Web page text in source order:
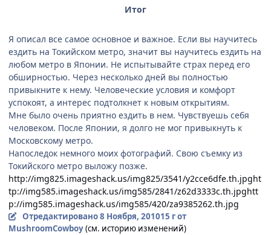
Итог
Я описал все самое основное и важное. Если вы научитесь
ездить на Токийском метро, значит вы научитесь ездить на
любом метро в Японии. Не испытывайте страх перед его
обширностью. Через несколько дней вы полностью
привыкните к нему. Человеческие условия и комфорт
успокоят, а интерес подтолкнет к новым открытиям.
Мне было очень приятно ездить в нем. Чувствуешь себя
человеком. После Японии, я долго не мог привыкнуть к
Московскому метро.
Напоследок немного моих фотографий. Свою съемку из
Токийского метро выложу позже.
http://img825.imageshack.us/img825/3541/y2cce6dfe.th.jpght
tp://img585.imageshack.us/img585/2841/z62d3333c.th.jpghtt
p://img585.imageshack.us/img585/420/za9385262.th.jpg
Отредактировано8 Ноября, 201015 гот
MushroomCowboy(см. историю изменений)